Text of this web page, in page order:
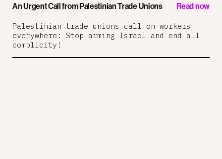
An Urgent Call from Palestinian Trade Unions Read now
Palestinian trade unions call on workers
everywhere: Stop arming Israel and end all
complicity!